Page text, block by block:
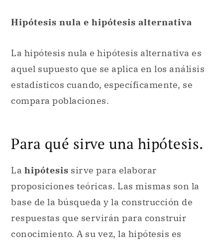
Hipótesis nula e hipótesis alternativa
La hipótesis nula e hipótesis alternativa es
aquel supuesto que se aplica en los análisis
estadísticos cuando, específicamente, se
compara poblaciones.
Para qué sirve una hipótesis.
La hipótesis sirve para elaborar
proposiciones teóricas. Las mismas son la
base de la búsqueda y la construcción de
respuestas que servirán para construir
conocimiento. A su vez, la hipótesis es